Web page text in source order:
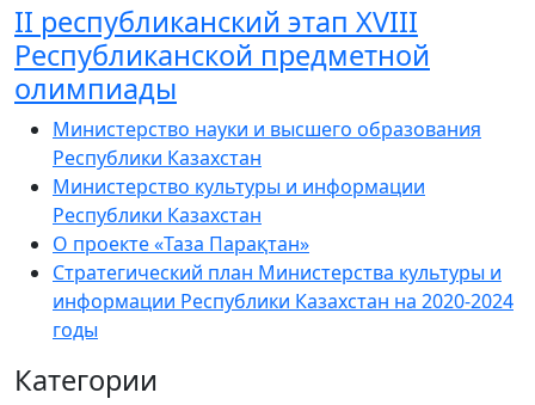
ІІ республиканский этап XVIII
Республиканской предметной
олимпиады
Министерство науки и высшего образования
Республики Казахстан
Министерство культуры и информации
Республики Казахстан
О проекте «Таза Парақтан»
Стратегический план Министерства культуры и
информации Республики Казахстан на 2020-2024
годы
Категории